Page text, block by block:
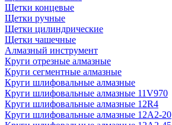
Щетки концевые
Щетки ручные
Щетки цилиндрические
Щетки чашечные
Алмазный инструмент
Круги отрезные алмазные
Круги сегментные алмазные
Круги шлифовальные алмазные
Круги шлифовальные алмазные 11V970
Круги шлифовальные алмазные 12R4
Круги шлифовальные алмазные 12А2-20